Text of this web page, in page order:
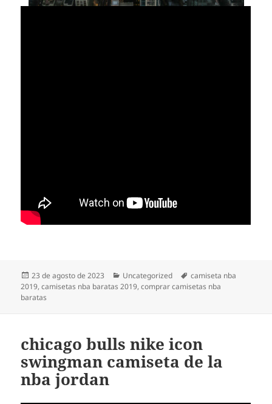
Publicado
el
23 de agosto de 2023 Categorías
Uncategorized Etiquetas
camiseta nba
2019,camisetas nba baratas 2019,comprar camisetas nba
baratas
chicago bulls nike icon
swingman camiseta de la
nba jordan